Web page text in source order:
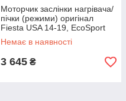
Моторчик заслінки нагрівача/
пічки (режими) оригінал
Fiesta USA 14-19, EcoSport
18-22
Немає в наявності
3 645 ₴